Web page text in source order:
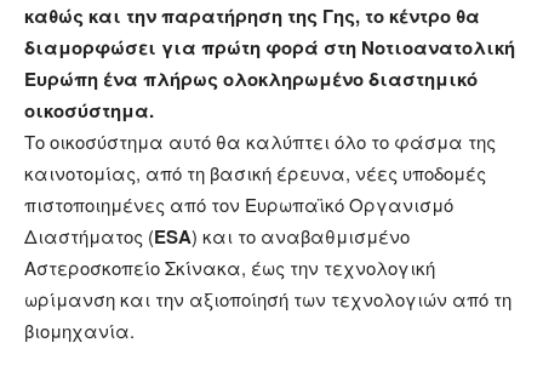
καθώς και την παρατήρηση της Γης, το κέντρο θα
διαμορφώσει για πρώτη φορά στη Νοτιοανατολική
Ευρώπη ένα πλήρως ολοκληρωμένο διαστημικό
οικοσύστημα.
Το οικοσύστημα αυτό θα καλύπτει όλο το φάσμα της
καινοτομίας, από τη βασική έρευνα, νέες υποδομές
πιστοποιημένες από τον Ευρωπαϊκό Οργανισμό
Διαστήματος (ESA) και το αναβαθμισμένο
Αστεροσκοπείο Σκίνακα, έως την τεχνολογική
ωρίμανση και την αξιοποίησή των τεχνολογιών από τη
βιομηχανία.